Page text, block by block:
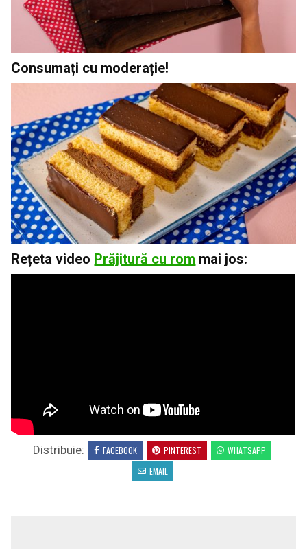
Consumați cu moderație!
Rețeta video Prăjitură cu rom mai jos:
Distribuie: FACEBOOK PINTEREST
WHATSAPP
EMAIL